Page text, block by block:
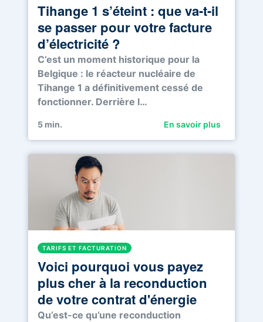
Tihange 1 s’éteint : que va-t-il
se passer pour votre facture
d’électricité ?
C’est un moment historique pour la
Belgique : le réacteur nucléaire de
Tihange 1 a définitivement cessé de
fonctionner. Derrière l…
5 min. En savoir plus
TARIFS ET FACTURATION
Voici pourquoi vous payez
plus cher à la reconduction
de votre contrat d'énergie
Qu’est-ce qu’une reconduction